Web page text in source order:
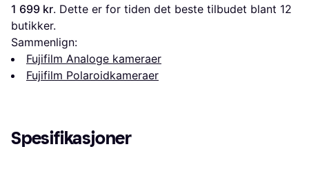
1 699 kr. Dette er for tiden det beste tilbudet blant 12
butikker.
Sammenlign:
Fujifilm Analoge kameraer
Fujifilm Polaroidkameraer
Spesifikasjoner